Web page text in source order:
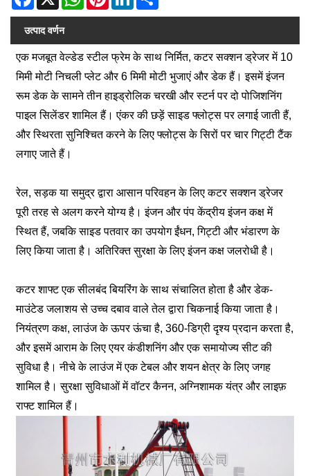
उत्पाद वर्णन
एक मजबूत वेल्डेड स्टील फ्रेम के साथ निर्मित, कटर सक्शन ड्रेजर में 10
मिमी मोटी निचली प्लेट और 6 मिमी मोटी भुजाएं और डेक हैं। इसमें इंजन
रूम डेक के सामने तीन हाइड्रोलिक चरखी और स्टर्न पर दो पोजिशनिंग
पाइल सिलेंडर शामिल हैं। एंकर की छड़ें साइड फ्लोट्स पर लगाई जाती हैं,
और स्थिरता सुनिश्चित करने के लिए फ्लोट्स के सिरों पर चार गिट्टी टैंक
लगाए जाते हैं।
रेल, सड़क या समुद्र द्वारा आसान परिवहन के लिए कटर सक्शन ड्रेजर
पूरी तरह से अलग करने योग्य है। इंजन और पंप केंद्रीय इंजन कक्ष में
स्थित हैं, जबकि साइड पतवार का उपयोग ईंधन, गिट्टी और भंडारण के
लिए किया जाता है। अतिरिक्त सुरक्षा के लिए इंजन कक्ष जलरोधी है।
कटर शाफ्ट एक सीलबंद बियरिंग के साथ संचालित होता है और डेक-
माउंटेड जलाशय से उच्च दबाव वाले तेल द्वारा चिकनाई किया जाता है।
नियंत्रण कक्ष, लाउंज के ऊपर ऊंचा है, 360-डिग्री दृश्य प्रदान करता है,
और इसमें आराम के लिए एयर कंडीशनिंग और एक समायोज्य सीट की
सुविधा है। नीचे के लाउंज में एक टेबल और शयन क्षेत्र के लिए जगह
शामिल है। सुरक्षा सुविधाओं में वॉटर कैनन, अग्निशामक यंत्र और लाइफ़
राफ्ट शामिल हैं।